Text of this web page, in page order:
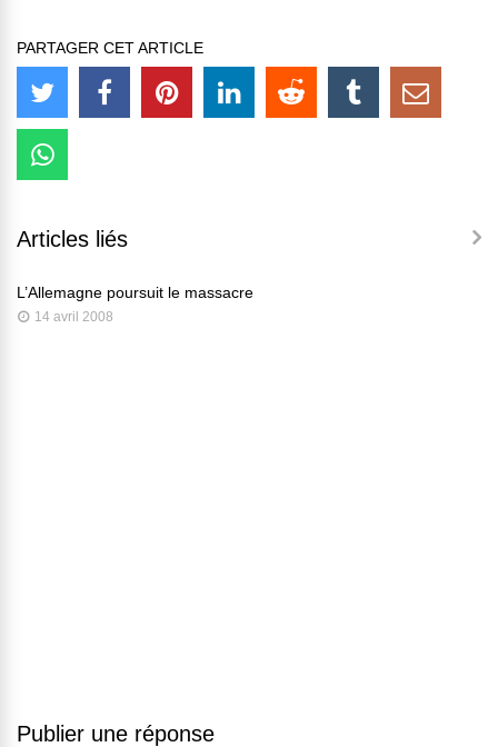
PARTAGER CET ARTICLE
Articles liés
L’Allemagne poursuit le massacre
14 avril 2008
Publier une réponse